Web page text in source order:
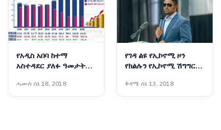
የአዲስ አበባ ከተማ
አስተዳደር ያለፉ ዓመታት
እስከ ልማት ተኮር የበጀት
ሽግግር
ሓሙስ ሰኔ 18, 2018
የገዳ ልዩ የኢኮኖሚ ዞን
የክልሉን የኢኮኖሚ ሽግግር
ተወዳዳሪነት የመለወጥ
ሚናውን እየተወጣ ነው፡-
ቅዳሜ ሰኔ 13, 2018